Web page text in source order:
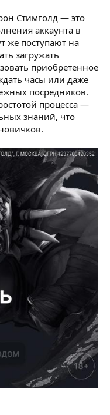
Стимголд — это
аккаунта в
же поступают на
загружать
приобретенное
часы или даже
посредников.
процесса —
знаний, что